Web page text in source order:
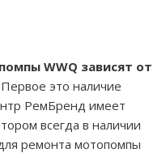
WWQ зависят от
Первое это наличие
РемБренд имеет
всегда в наличии
ремонта мотопомпы